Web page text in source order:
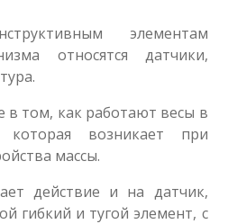
элементам
относятся датчики,
в том, как работают весы в
которая возникает при
массы.
действие и на датчик,
гибкий и тугой элемент, с